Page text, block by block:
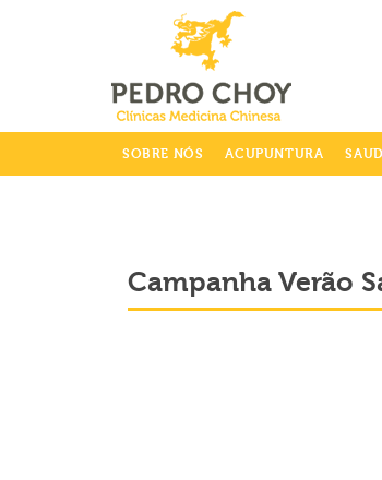
info@clinicaspedrochoy.com
SOBRE NÓS ACUPUNTURA
Campanha Verão